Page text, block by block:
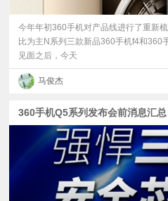
普
体
验
专
今年年初360手机对产品线进行了重新
比为主N系列三款新品360手机f4和360
见面之后，今天
马俊杰
360手机Q5系列发布会前消息汇总